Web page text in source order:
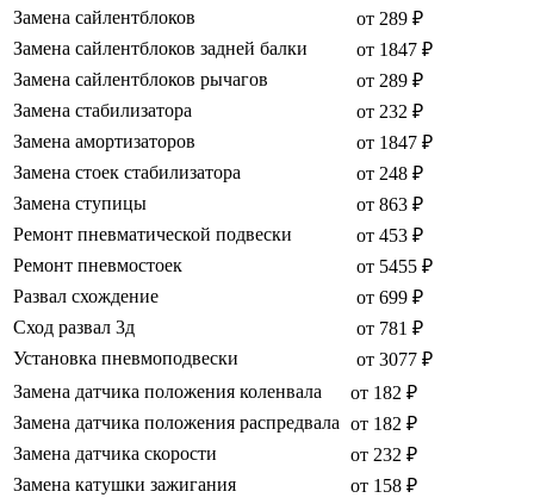
Замена сайлентблоков
от 289 ₽
Замена сайлентблоков задней балки
от 1847 ₽
Замена сайлентблоков рычагов
от 289 ₽
Замена стабилизатора
от 232 ₽
Замена амортизаторов
от 1847 ₽
Замена стоек стабилизатора
от 248 ₽
Замена ступицы
от 863 ₽
Ремонт пневматической подвески
от 453 ₽
Ремонт пневмостоек
от 5455 ₽
Развал схождение
от 699 ₽
Сход развал 3д
от 781 ₽
Установка пневмоподвески
от 3077 ₽
Замена датчика положения коленвала
от 182 ₽
Замена датчика положения распредвала от 182 ₽
Замена датчика скорости
от 232 ₽
Замена катушки зажигания
от 158 ₽